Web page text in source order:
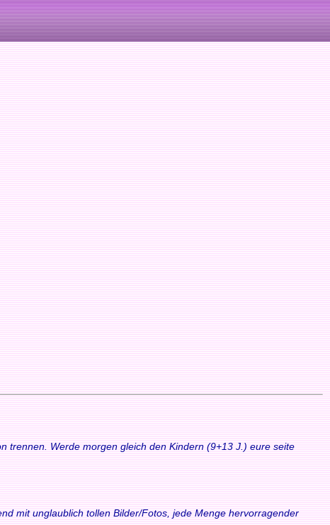
trennen. Werde morgen gleich den Kindern (9+13 J.) eure seite
mit unglaublich tollen Bilder/Fotos, jede Menge hervorragender